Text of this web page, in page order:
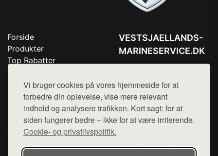
Vi bruger cookies på vores hjemmeside for at
forbedre din oplevelse, vise mere relevant
indhold og analysere trafikken. Kort sagt: for at
siden fungerer bedre – ikke for at være irriterende.
Cookie- og privatlivspolitik.
Forside
Produkter
Top Rabatter
Kontakt
VESTSJAELLANDS-
MARINESERVICE.DK
Mail:hej@want.dk
Cookie- og privatlivspolitik
Denne side er en del af want.dk, der udgiver en række